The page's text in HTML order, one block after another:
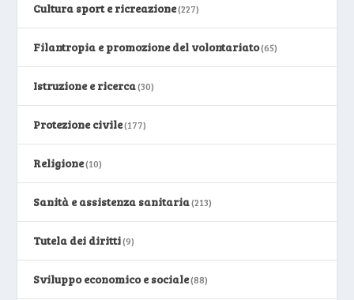
Cultura sport e ricreazione(227)
Filantropia e promozione del volontariato(65)
Istruzione e ricerca(30)
Protezione civile(177)
Religione(10)
Sanità e assistenza sanitaria(213)
Tutela dei diritti(9)
Sviluppo economico e sociale(88)